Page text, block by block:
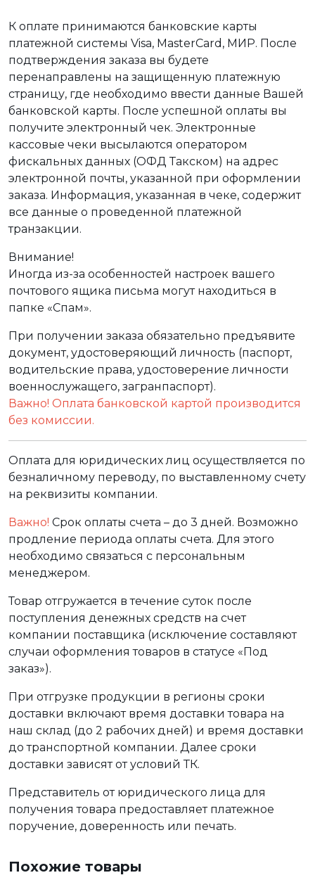
К оплате принимаются банковские карты
платежной системы Visa, MasterCard, МИР. После
подтверждения заказа вы будете
перенаправлены на защищенную платежную
страницу, где необходимо ввести данные Вашей
банковской карты. После успешной оплаты вы
получите электронный чек. Электронные
кассовые чеки высылаются оператором
фискальных данных (ОФД Такском) на адрес
электронной почты, указанной при оформлении
заказа. Информация, указанная в чеке, содержит
все данные о проведенной платежной
транзакции.
Внимание!
Иногда из-за особенностей настроек вашего
почтового ящика письма могут находиться в
папке «Спам».
При получении заказа обязательно предъявите
документ, удостоверяющий личность (паспорт,
водительские права, удостоверение личности
военнослужащего, загранпаспорт).
Важно! Оплата банковской картой производится
без комиссии.
Оплата для юридических лиц осуществляется по
безналичному переводу, по выставленному счету
на реквизиты компании.
Важно! Срок оплаты счета – до 3 дней. Возможно
продление периода оплаты счета. Для этого
необходимо связаться с персональным
менеджером.
Товар отгружается в течение суток после
поступления денежных средств на счет
компании поставщика (исключение составляют
случаи оформления товаров в статусе «Под
заказ»).
При отгрузке продукции в регионы сроки
доставки включают время доставки товара на
наш склад (до 2 рабочих дней) и время доставки
до транспортной компании. Далее сроки
доставки зависят от условий ТК.
Представитель от юридического лица для
получения товара предоставляет платежное
поручение, доверенность или печать.
Похожие товары